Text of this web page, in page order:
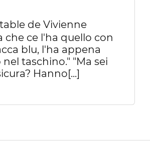
de Vivienne
che ce l'ha quello con
blu, l'ha appena
nel taschino." "Ma sei
Hanno[...]